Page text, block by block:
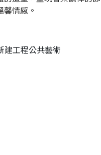
情感。
建工程公共藝術